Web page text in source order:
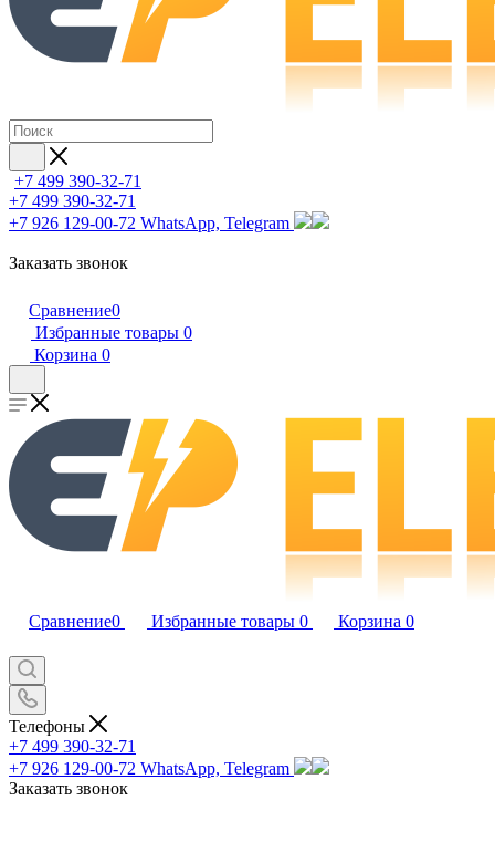
+7 499 390-32-71
+7 499 390-32-71
+7 926 129-00-72 WhatsApp, Telegram
Заказать звонок
Сравнение0
Избранные товары 0
Корзина 0
Сравнение0 Избранные товары 0 Корзина 0
Телефоны
+7 499 390-32-71
+7 926 129-00-72 WhatsApp, Telegram
Заказать звонок